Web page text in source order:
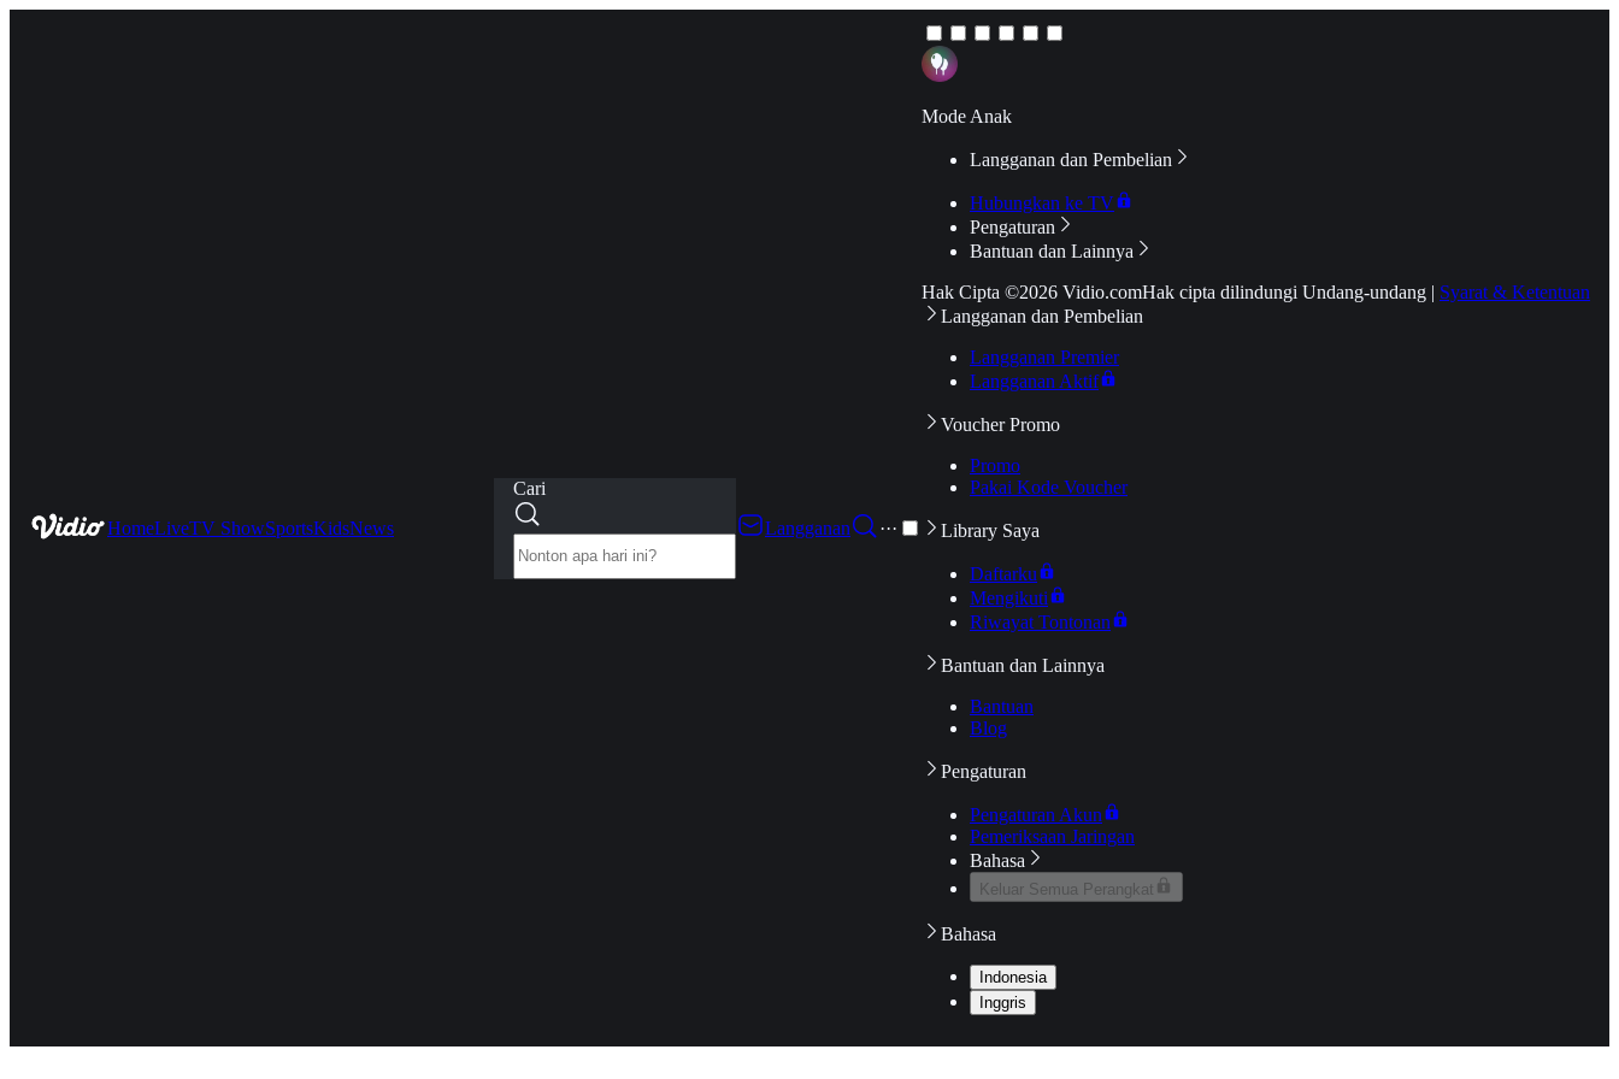
HomeLiveTV ShowSportsKidsNews
Cari
Langganan
···
Mode Anak
Langganan dan Pembelian
Hubungkan ke TV
Pengaturan
Bantuan dan Lainnya
Hak Cipta ©2026 Vidio.comHak cipta dilindungi Undang-undang | Syarat & Ketentuan
Langganan dan Pembelian
Langganan Premier
Langganan Aktif
Voucher Promo
Promo
Pakai Kode Voucher
Library Saya
Daftarku
Mengikuti
Riwayat Tontonan
Bantuan dan Lainnya
Bantuan
Blog
Pengaturan
Pengaturan Akun
Pemeriksaan Jaringan
Bahasa
Keluar Semua Perangkat
Bahasa
Indonesia
Inggris